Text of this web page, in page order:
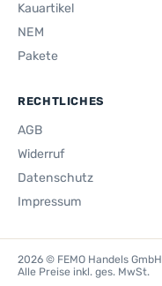
Kauartikel
NEM
Pakete
RECHTLICHES
AGB
Widerruf
Datenschutz
Impressum
2026 © FEMO Handels GmbH
Alle Preise inkl. ges. MwSt.